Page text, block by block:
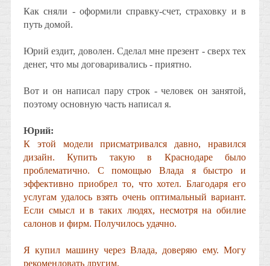
Как сняли - оформили справку-счет, страховку и в
путь домой.
Юрий ездит, доволен. Сделал мне презент - сверх тех
денег, что мы договаривались - приятно.
Вот и он написал пару строк - человек он занятой,
поэтому основную часть написал я.
Юрий:
К этой модели присматривался давно, нравился
дизайн. Купить такую в Краснодаре было
проблематично. С помощью Влада я быстро и
эффективно приобрел то, что хотел. Благодаря его
услугам удалось взять очень оптимальный вариант.
Если смысл и в таких людях, несмотря на обилие
салонов и фирм. Получилось удачно.
Я купил машину через Влада, доверяю ему. Могу
рекомендовать другим.